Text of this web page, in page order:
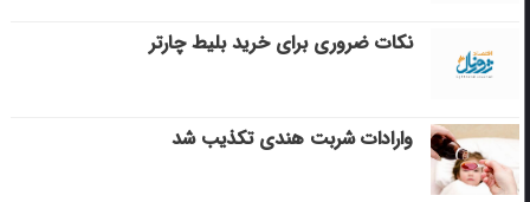
نکات ضروری برای خرید بلیط چارتر
وارادات شربت هندی تکذیب شد